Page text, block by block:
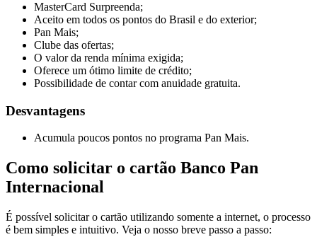
MasterCard Surpreenda;
Aceito em todos os pontos do Brasil e do exterior;
Pan Mais;
Clube das ofertas;
O valor da renda mínima exigida;
Oferece um ótimo limite de crédito;
Possibilidade de contar com anuidade gratuita.
Desvantagens
Acumula poucos pontos no programa Pan Mais.
Como solicitar o cartão Banco Pan
Internacional
É possível solicitar o cartão utilizando somente a internet, o processo
é bem simples e intuitivo. Veja o nosso breve passo a passo: